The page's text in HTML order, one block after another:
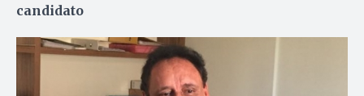
candidato